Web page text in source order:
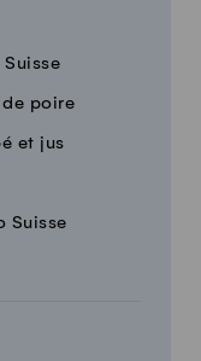
poire
et jus
Suisse